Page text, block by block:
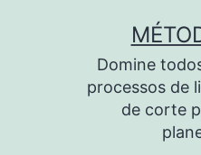
Domine
processos de
de corte